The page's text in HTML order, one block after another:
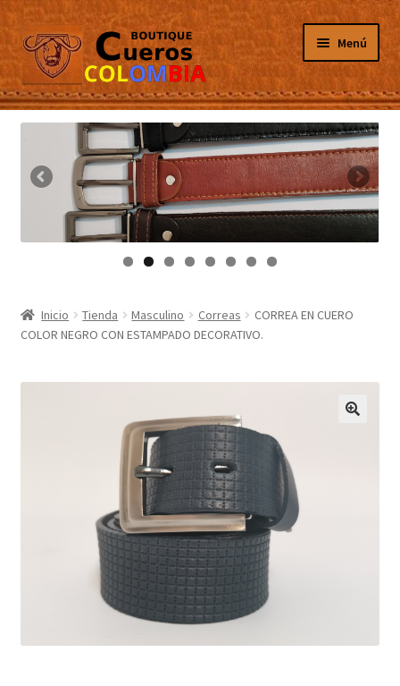
Ir
a
la
navegación
Ir
al
contenido
Menú
Inicio
Masculino
Femenino
Inicio Tienda Masculino Correas
CORREA EN CUERO
COLOR NEGRO CON ESTAMPADO DECORATIVO.